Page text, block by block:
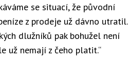
se situací, že původní
z prodeje už dávno utratil.
dlužníků pak bohužel není
už nemají z čeho platit.“